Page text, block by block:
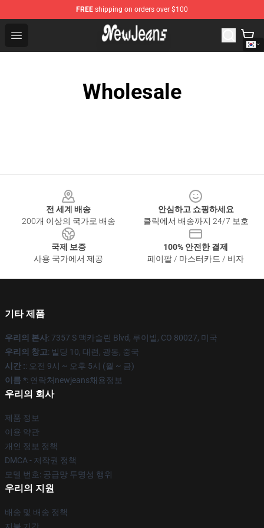
FREE shipping on orders over $100
Open menu
NewJeans Store - Official NewJeans Merchandise Shop
Wholesale
전 세계 배송
200개 이상의 국가로 배송
안심하고 쇼핑하세요
클릭에서 배송까지 24/7 보호
국제 보증
사용 국가에서 제공
100% 안전한 결제
페이팔 / 마스터카드 / 비자
기타 제품
우리의 본사: 7357 S 맥카슬린 Blvd, 루이빌, CO 80027, 미국
우리의 창고: 빌딩 10, 대련, 광동, 중국
시간 :: 오전 9시 ~ 오후 5시 (월 ~ 금)
이름 *: 연락처newjeans채용정보
우리의 회사
제품 정보
이용 약관
개인 정보 정책
DMCA - 저작권 정책
모델 번호: 공급망 투명성 행위
우리의 지원
배송 및 배송 정책